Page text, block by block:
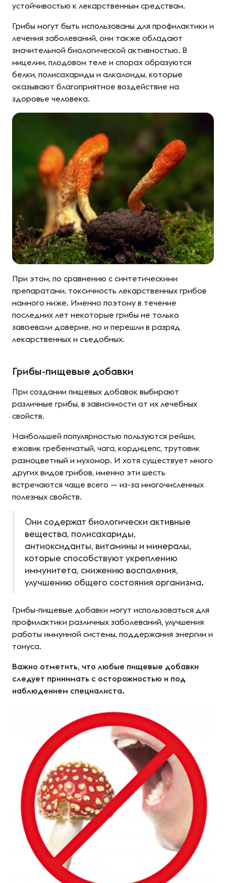
устойчивостью к лекарственным средствам.
Грибы могут быть использованы для профилактики и
лечения заболеваний, они также обладают
значительной биологической активностью. В
мицелии, плодовом теле и спорах образуются
белки, полисахариды и алкалоиды, которые
оказывают благоприятное воздействие на
здоровье человека.
При этом, по сравнению с синтетическими
препаратами, токсичность лекарственных грибов
намного ниже. Именно поэтому в течение
последних лет некоторые грибы не только
завоевали доверие, но и перешли в разряд
лекарственных и съедобных.
Грибы-пищевые добавки
При создании пищевых добавок выбирают
различные грибы, в зависимости от их лечебных
свойств.
Наибольшей популярностью пользуются рейши,
ежовик гребенчатый, чага, кордицепс, трутовик
разноцветный и мухомор. И хотя существует много
других видов грибов, именно эти шесть
встречаются чаще всего — из-за многочисленных
полезных свойств.
Они содержат биологически активные
вещества, полисахариды,
антиоксиданты, витамины и минералы,
которые способствуют укреплению
иммунитета, снижению воспаления,
улучшению общего состояния организма.
Грибы-пищевые добавки могут использоваться для
профилактики различных заболеваний, улучшения
работы иммунной системы, поддержания энергии и
тонуса.
Важно отметить, что любые пищевые добавки
следует принимать с осторожностью и под
наблюдением специалиста.